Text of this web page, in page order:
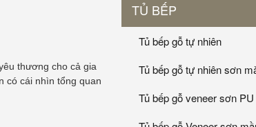
thương cho cả gia
có cái nhìn tổng quan
TỦ BẾP
Tủ bếp gỗ tự nhiên
Tủ bếp gỗ tự nhiên sơn
Tủ bếp gỗ veneer sơn PU